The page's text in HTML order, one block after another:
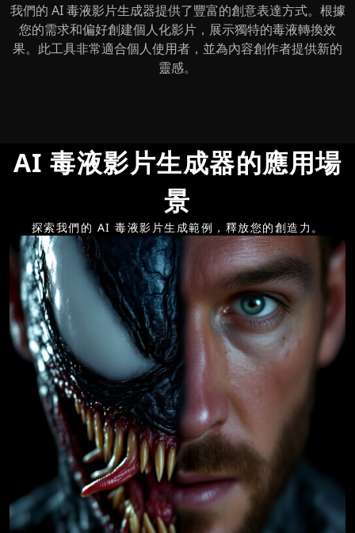
我們的 AI 毒液影片生成器提供了豐富的創意表達方式。根據
您的需求和偏好創建個人化影片，展示獨特的毒液轉換效
果。此工具非常適合個人使用者，並為內容創作者提供新的
靈感。
AI 毒液影片生成器的應用場
景
探索我們的 AI 毒液影片生成範例，釋放您的創造力。